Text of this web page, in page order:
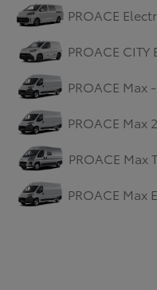
PROACE
PROACE
PROACE Max
PROACE Max
PROACE Max
PROACE Max